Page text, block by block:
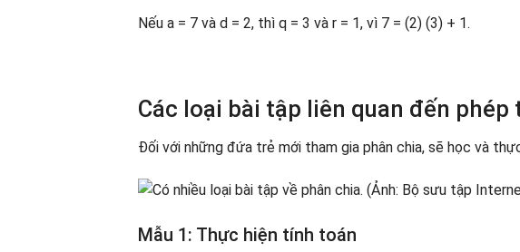
Nếu a = 7 và d = 2, thì q = 3 và r = 1, vì 7 = (2) (3) + 1.
Các loại bài tập liên quan đến phép
Đối với những đứa trẻ mới tham gia phân chia, sẽ học và
Mẫu 1: Thực hiện tính toán